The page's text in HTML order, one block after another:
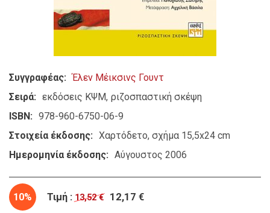
Συγγραφέας
Έλεν Μέικσινς Γουντ
Σειρά
εκδόσεις ΚΨΜ ριζοσπαστική σκέψη
ISBN
978-960-6750-06-9
Στοιχεία έκδοσης
Χαρτόδετο, σχήμα 15,5x24 cm
Ημερομηνία έκδοσης
Αύγουστος 2006
10% Τιμή : 13,52 € 12,17 €